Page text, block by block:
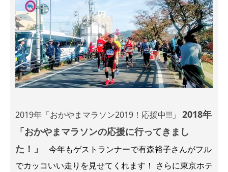
2019年「おかやまマラソン2019！応援中!!!」 2018年
「おかやまマラソンの応援に行ってきまし
た！」
今年もゲストランナーで有森裕子さんがフル
でカッコいい走りを見せてくれます！ さらに東京ホテ